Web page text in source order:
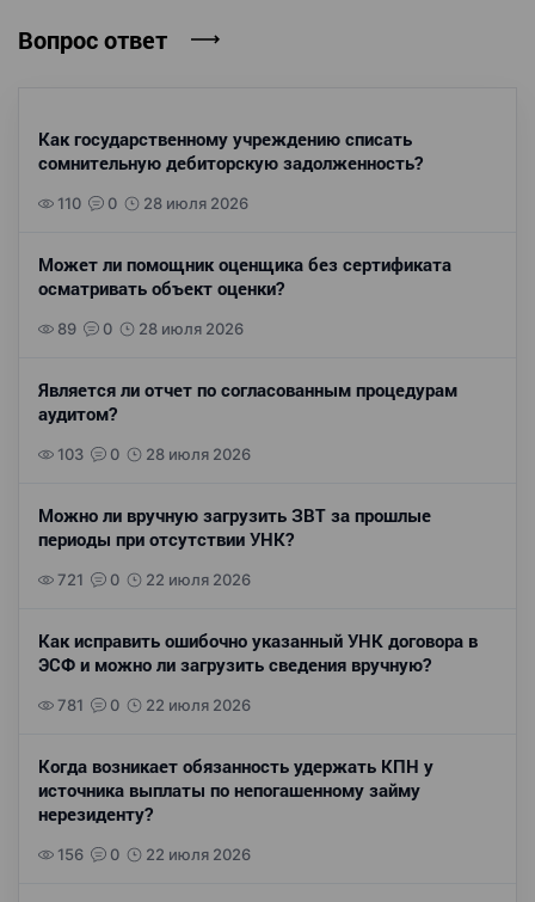
Вопрос ответ
Как государственному учреждению списать
сомнительную дебиторскую задолженность?
110 0 28 июля 2026
Может ли помощник оценщика без сертификата
осматривать объект оценки?
89 0 28 июля 2026
Является ли отчет по согласованным процедурам
аудитом?
103 0 28 июля 2026
Можно ли вручную загрузить ЗВТ за прошлые
периоды при отсутствии УНК?
721 0 22 июля 2026
Как исправить ошибочно указанный УНК договора в
ЭСФ и можно ли загрузить сведения вручную?
781 0 22 июля 2026
Когда возникает обязанность удержать КПН у
источника выплаты по непогашенному займу
нерезиденту?
156 0 22 июля 2026